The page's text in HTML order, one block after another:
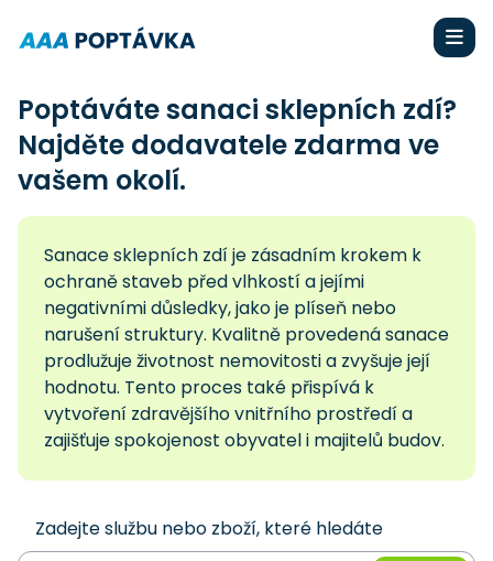
Poptáváte sanaci sklepních zdí?
Najděte dodavatele zdarma ve
vašem okolí.
Sanace sklepních zdí je zásadním krokem k
ochraně staveb před vlhkostí a jejími
negativními důsledky, jako je plíseň nebo
narušení struktury. Kvalitně provedená sanace
prodlužuje životnost nemovitosti a zvyšuje její
hodnotu. Tento proces také přispívá k
vytvoření zdravějšího vnitřního prostředí a
zajišťuje spokojenost obyvatel i majitelů budov.
Zadejte službu nebo zboží, které hledáte